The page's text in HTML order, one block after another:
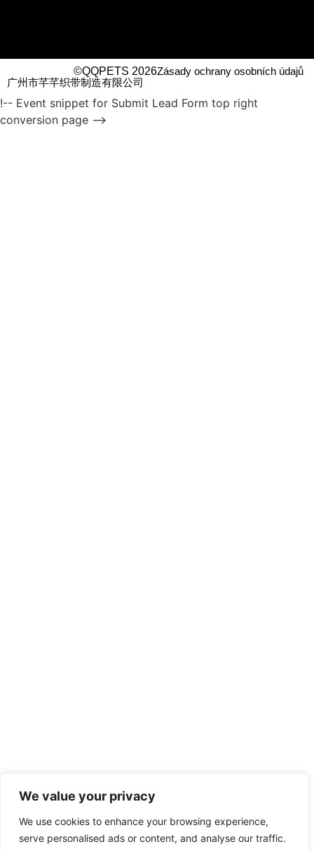
We value your privacy
We use cookies to enhance your browsing experience,
serve personalised ads or content, and analyse our traffic.
©QQPETS 2026Zásady ochrany osobních údajů
广州市芊芊织带制造有限公司
!-- Event snippet for Submit Lead Form top right
conversion page -->